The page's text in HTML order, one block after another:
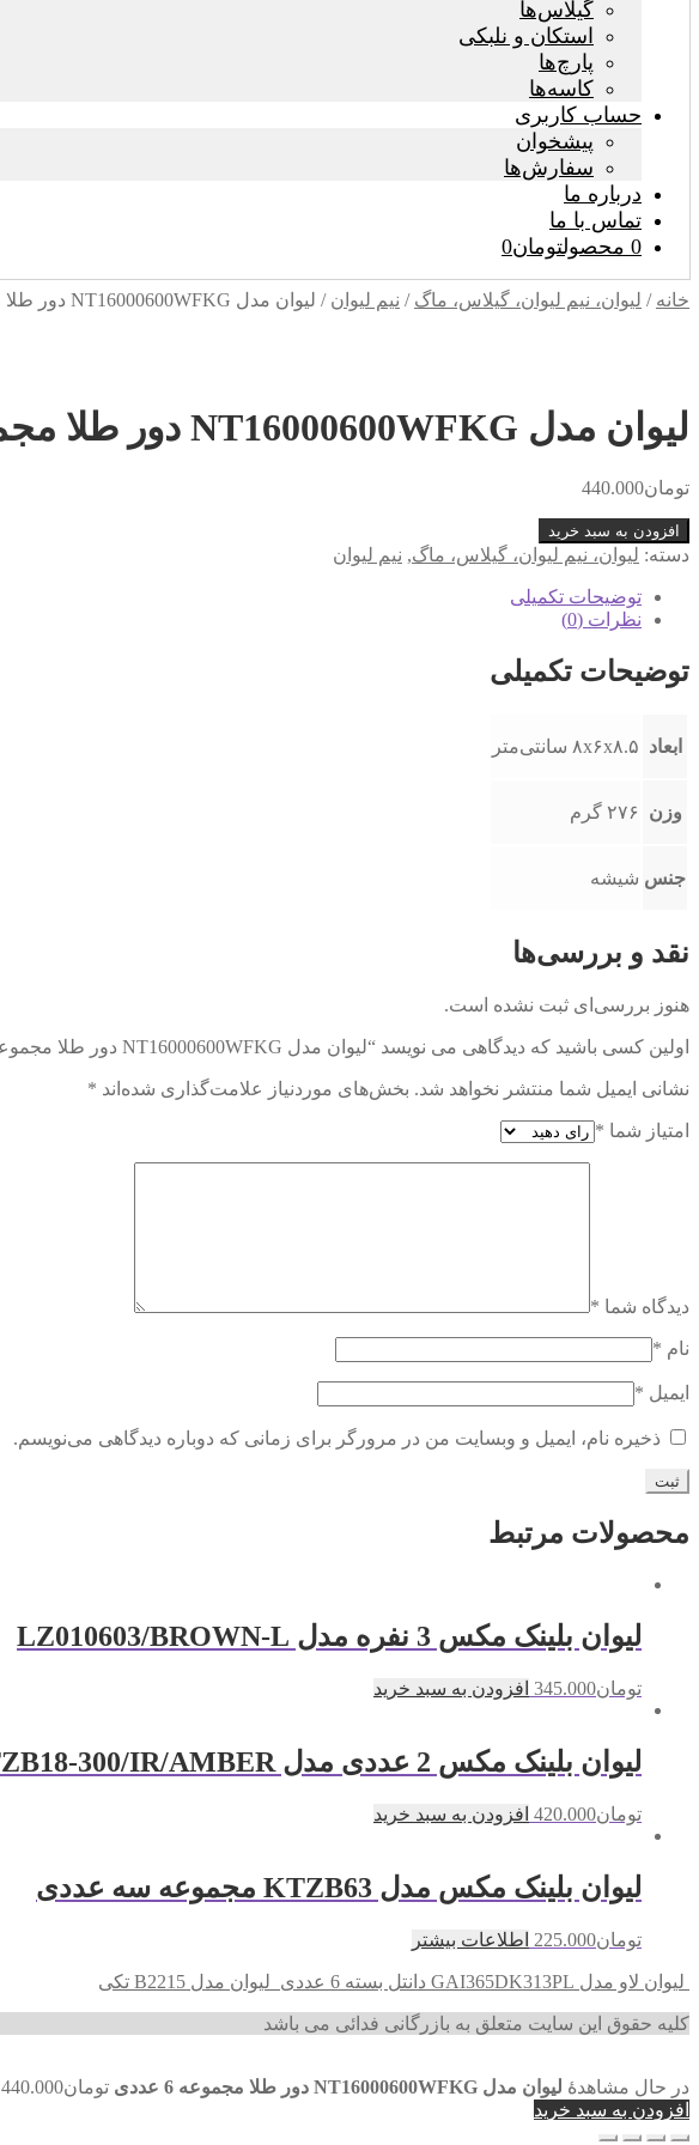
گیلاس‌ها
استکان و نلبکی
پارچ‌ها
کاسه‌ها
حساب کاربری
پیشخوان
سفارش‌ها
درباره ما
تماس با ما
0 محصول
تومان0
خانه / لیوان، نیم لیوان، گیلاس، ماگ / نیم لیوان / لیوان مدل NT16000600WFKG دور طلا مجموعه 6 عددی
لیوان مدل NT16000600WFKG دور طلا مجموعه 6 عددی
تومان440.000
لیوان
مدل
NT16000600WFKG
6
عددی
افزودن به سبد خرید
دسته: لیوان، نیم لیوان، گیلاس، ماگ, نیم لیوان
توضیحات تکمیلی
نظرات (0)
توضیحات تکمیلی
ابعاد ۸x۶x۸.۵ سانتی‌متر
وزن ۲۷۶ گرم
جنس شیشه
نقد و بررسی‌ها
هنوز بررسی‌ای ثبت نشده است.
اولین کسی باشید که دیدگاهی می نویسد “لیوان مدل NT16000600WFKG دور طلا مجموعه 6 عددی”
نشانی ایمیل شما منتشر نخواهد شد. بخش‌های موردنیاز علامت‌گذاری شده‌اند *
امتیاز شما *
دیدگاه شما *
نام *
ایمیل *
ذخیره نام، ایمیل و وبسایت من در مرورگر برای زمانی که دوباره دیدگاهی می‌نویسم.
محصولات مرتبط
لیوان بلینک مکس 3 نفره مدل LZ010603/BROWN-L
تومان345.000 افزودن به سبد خرید
لیوان بلینک مکس 2 عددی مدل KTZB18-300/IR/AMBER
تومان420.000 افزودن به سبد خرید
لیوان بلینک مکس مدل KTZB63 مجموعه سه عددی
تومان225.000 اطلاعات بیشتر
لیوان لاو مدل GAI365DK313PL دانتل بسته 6 عددی لیوان مدل B2215 تکی
کلیه حقوق این سایت متعلق به بازرگانی فدائی می باشد
در حال مشاهدهٔ لیوان مدل NT16000600WFKG دور طلا مجموعه 6 عددی تومان440.000
افزودن به سبد خرید